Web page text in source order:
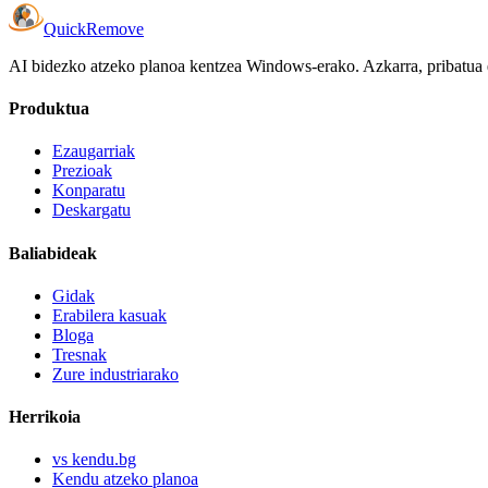
QuickRemove
AI bidezko atzeko planoa kentzea Windows-erako. Azkarra, pribatua
Produktua
Ezaugarriak
Prezioak
Konparatu
Deskargatu
Baliabideak
Gidak
Erabilera kasuak
Bloga
Tresnak
Zure industriarako
Herrikoia
vs kendu.bg
Kendu atzeko planoa